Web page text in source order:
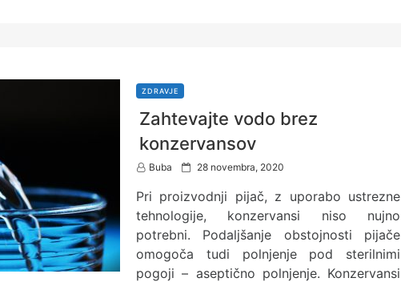
ZDRAVJE
Zahtevajte vodo brez
konzervansov
Buba
P
s
t
e
o
28 novembra, 2020
Pri proizvodnji pijač, z uporabo ustrezne
tehnologije, konzervansi niso nujno
potrebni. Podaljšanje obstojnosti pijače
omogoča tudi polnjenje pod sterilnimi
pogoji – aseptično polnjenje. Konzervansi